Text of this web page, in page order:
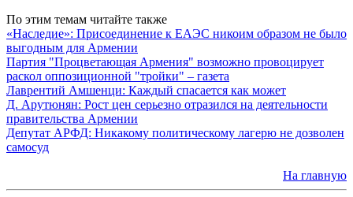
По этим темам читайте также
«Наследие»: Присоединение к ЕАЭС никоим образом не было
выгодным для Армении
Партия "Процветающая Армения" возможно провоцирует
раскол оппозиционной "тройки" – газета
Лаврентий Амшенци: Каждый спасается как может
Д. Арутюнян: Рост цен серьезно отразился на деятельности
правительства Армении
Депутат АРФД: Никакому политическому лагерю не дозволен
самосуд
На главную